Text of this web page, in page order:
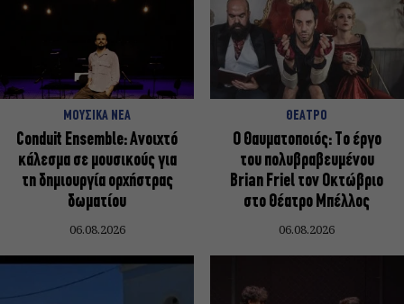
ΜΟΥΣΙΚΑ ΝΕΑ
Conduit Ensemble: Ανοιχτό
κάλεσμα σε μουσικούς για
τη δημιουργία ορχήστρας
δωματίου
06.08.2026
ΘΕΑΤΡΟ
Ο Θαυματοποιός: Το έργο
του πολυβραβευμένου
Brian Friel τον Οκτώβριο
στο Θέατρο Μπέλλος
06.08.2026